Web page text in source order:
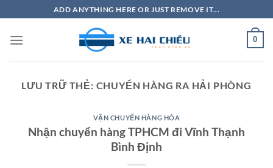
qua
nội
ADD ANYTHING HERE OR JUST REMOVE IT...
0
LƯU TRỮ THẺ: CHUYỂN HÀNG RA HẢI PHÒNG
VẬN CHUYỂN HÀNG HÓA
Nhận chuyển hàng TPHCM đi Vĩnh Thạnh
Bình Định